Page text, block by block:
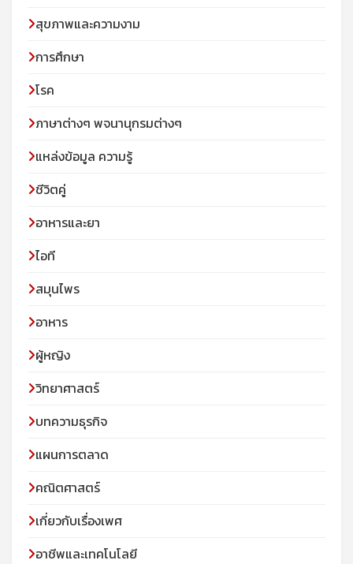
สุขภาพและความงาม
การศึกษา
โรค
ภาษาต่างๆ พจนานุกรมต่างๆ
แหล่งข้อมูล ความรู้
ชีวิตคู่
อาหารและยา
ไอที
สมุนไพร
อาหาร
ผู้หญิง
วิทยาศาสตร์
บทความธุรกิจ
แผนการตลาด
คณิตศาสตร์
เกี่ยวกับเรื่องเพศ
อาชีพและเทคโนโลยี